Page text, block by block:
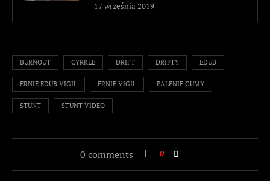
17 września 2019
BURNOUT CYRKLE DRIFT DRIFTY EDUB
ERNIE EDUB VIGIL ERNIE VIGIL PALENIE GUMY
STUNT STUNT VIDEO
0 comments 0